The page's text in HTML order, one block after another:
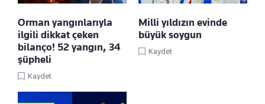
Orman yangınlarıyla
ilgili dikkat çeken
bilanço! 52 yangın, 34
şüpheli
Kaydet
Milli yıldızın evinde
büyük soygun
Kaydet